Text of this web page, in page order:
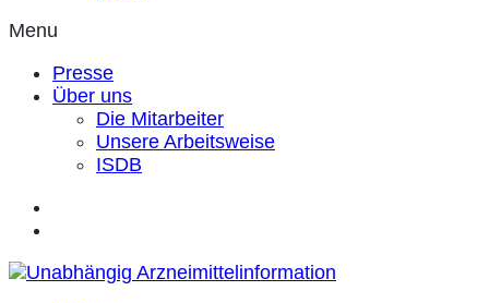
Menu
Presse
Über uns
Die Mitarbeiter
Unsere Arbeitsweise
ISDB